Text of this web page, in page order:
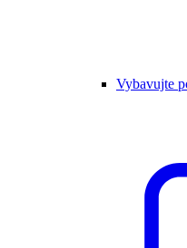
Vybavujte